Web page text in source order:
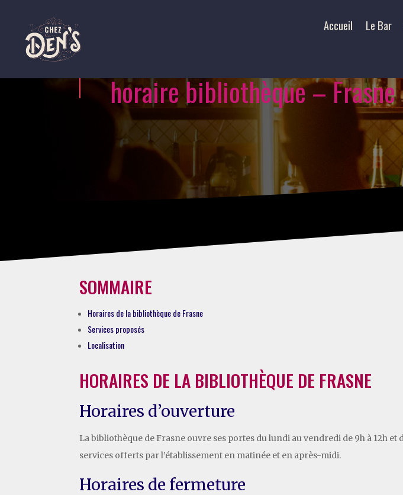
Accueil Le Bar
horaire bibliothèque – Frasne
SOMMAIRE
Horaires de la bibliothèque de Frasne
Services proposés
Localisation
HORAIRES DE LA BIBLIOTHÈQUE DE FRASNE
Horaires d’ouverture
La bibliothèque de Frasne ouvre ses portes du lundi au vendredi de 9h à 12h
services offerts par l’établissement en matinée et en après-midi.
Horaires de fermeture